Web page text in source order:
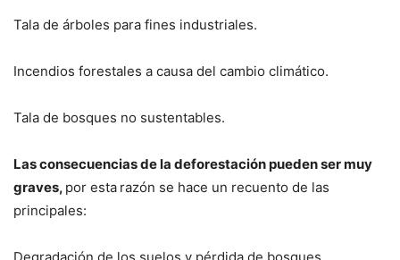
Tala de árboles para fines industriales.
Incendios forestales a causa del cambio climático.
Tala de bosques no sustentables.
Las consecuencias de la deforestación pueden ser muy
graves, por esta razón se hace un recuento de las
principales: